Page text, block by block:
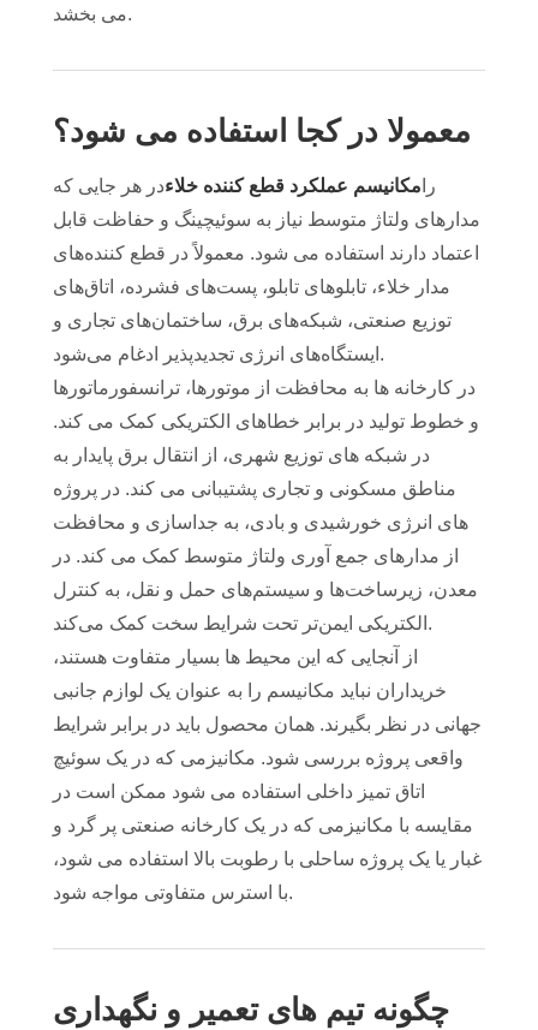
می بخشد.
معمولا در کجا استفاده می شود؟
را مکانیسم عملکرد قطع کننده خلاءدر هر جایی که
مدارهای ولتاژ متوسط ​​نیاز به سوئیچینگ و حفاظت قابل
اعتماد دارند استفاده می شود. معمولاً در قطع کننده‌های
مدار خلاء، تابلوهای تابلو، پست‌های فشرده، اتاق‌های
توزیع صنعتی، شبکه‌های برق، ساختمان‌های تجاری و
ایستگاه‌های انرژی تجدیدپذیر ادغام می‌شود.
در کارخانه ها به محافظت از موتورها، ترانسفورماتورها
و خطوط تولید در برابر خطاهای الکتریکی کمک می کند.
در شبکه های توزیع شهری، از انتقال برق پایدار به
مناطق مسکونی و تجاری پشتیبانی می کند. در پروژه
های انرژی خورشیدی و بادی، به جداسازی و محافظت
از مدارهای جمع آوری ولتاژ متوسط ​​کمک می کند. در
معدن، زیرساخت‌ها و سیستم‌های حمل و نقل، به کنترل
الکتریکی ایمن‌تر تحت شرایط سخت کمک می‌کند.
از آنجایی که این محیط ها بسیار متفاوت هستند،
خریداران نباید مکانیسم را به عنوان یک لوازم جانبی
جهانی در نظر بگیرند. همان محصول باید در برابر شرایط
واقعی پروژه بررسی شود. مکانیزمی که در یک سوئیچ
اتاق تمیز داخلی استفاده می شود ممکن است در
مقایسه با مکانیزمی که در یک کارخانه صنعتی پر گرد و
غبار یا یک پروژه ساحلی با رطوبت بالا استفاده می شود،
با استرس متفاوتی مواجه شود.
چگونه تیم های تعمیر و نگهداری